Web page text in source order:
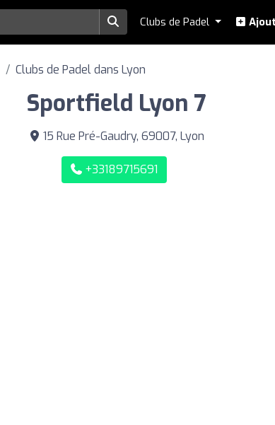
Clubs de Padel
Clubs de Padel dans Lyon
Sportfield Lyon 7
15 Rue Pré-Gaudry, 69007, Lyon
+33189715691